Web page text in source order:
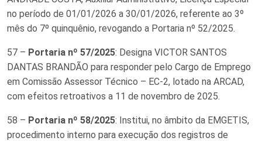
no período de 01/01/2026 a 30/01/2026, referente ao 3º
mês do 7º quinquênio, revogando a Portaria nº 52/2025.
57 – Portaria nº 57/2025: Designa VICTOR SANTOS
DANTAS BRANDÃO para responder pelo Cargo de Emprego
em Comissão Assessor Técnico – EC-2, lotado na ARCAD,
com efeitos retroativos a 11 de novembro de 2025.
58 – Portaria nº 58/2025: Institui, no âmbito da EMGETIS,
procedimento interno para execução dos registros de